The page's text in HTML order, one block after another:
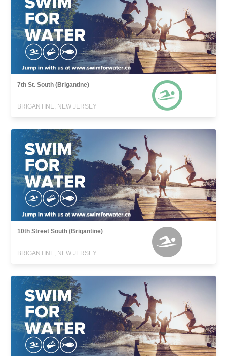
7th St. South (Brigantine)
BRIGANTINE, NEW JERSEY
10th Street South (Brigantine)
BRIGANTINE, NEW JERSEY